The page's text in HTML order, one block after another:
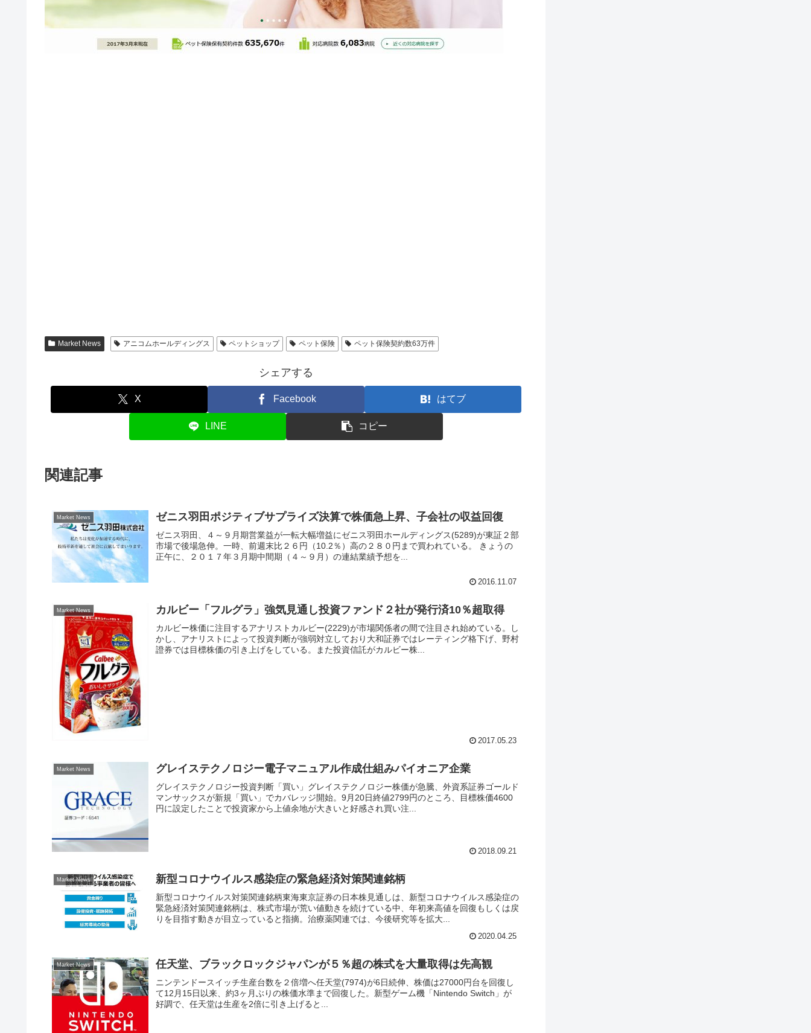
Market News アニコムホールディングス ペットショップ ペット保険 ペット保険契約数63万件
シェアする
X Facebook はてブ
LINE コピー
関連記事
Market News ゼニス羽田ポジティブサプライズ決算で株価急上昇、子会社の収益回復
ゼニス羽田、４～９月期営業益が一転大幅増益にゼニス羽田ホールディングス(5289)が東証２部
市場で後場急伸。一時、前週末比２６円（10.2％）高の２８０円まで買われている。 きょうの
正午に、２０１７年３月期中間期（４～９月）の連結業績予想を...
2016.11.07
Market News カルビー「フルグラ」強気見通し投資ファンド２社が発行済10％超取得
カルビー株価に注目するアナリストカルビー(2229)が市場関係者の間で注目され始めている。し
かし、アナリストによって投資判断が強弱対立しており大和証券ではレーティング格下げ、野村
證券では目標株価の引き上げをしている。また投資信託がカルビー株...
2017.05.23
Market News グレイステクノロジー電子マニュアル作成仕組みパイオニア企業
グレイステクノロジー投資判断「買い」グレイステクノロジー株価が急騰、外資系証券ゴールド
マンサックスが新規「買い」でカバレッジ開始。9月20日終値2799円のところ、目標株価4600
円に設定したことで投資家から上値余地が大きいと好感され買い注...
2018.09.21
Market News 新型コロナウイルス感染症の緊急経済対策関連銘柄
新型コロナウイルス対策関連銘柄東海東京証券の日本株見通しは、新型コロナウイルス感染症の
緊急経済対策関連銘柄は、株式市場が荒い値動きを続けている中、年初来高値を回復もしくは戻
りを目指す動きが目立っていると指摘。治療薬関連では、今後研究等を拡大...
2020.04.25
Market News 任天堂、ブラックロックジャパンが５％超の株式を大量取得は先高観
ニンテンドースイッチ生産台数を２倍増へ任天堂(7974)が6日続伸、株価は27000円台を回復し
て12月15日以来、約3ヶ月ぶりの株価水準まで回復した。新型ゲーム機「Nintendo Switch」が
好調で、任天堂は生産を2倍に引き上げると...